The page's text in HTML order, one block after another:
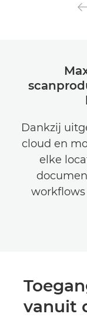
Dankzij
cloud en
elke
vanuit